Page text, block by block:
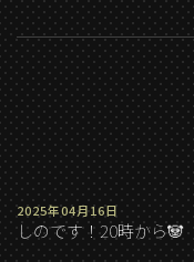
2025年04月16日
しのです！20時から🐼